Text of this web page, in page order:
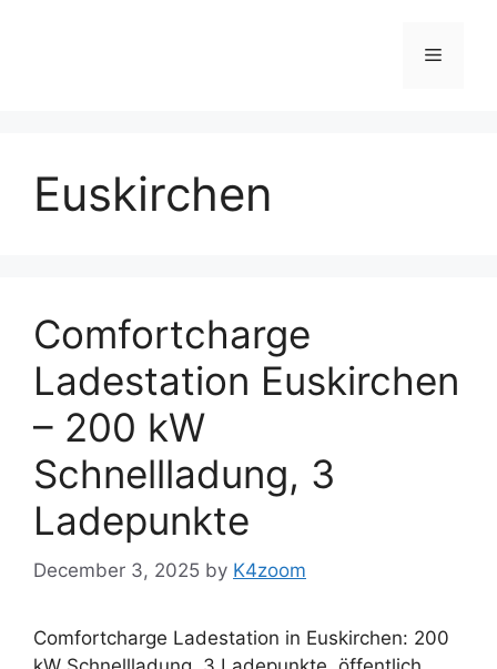
Menu
Euskirchen
Comfortcharge
Ladestation Euskirchen
– 200 kW
Schnellladung, 3
Ladepunkte
December 3, 2025 by K4zoom
Comfortcharge Ladestation in Euskirchen: 200